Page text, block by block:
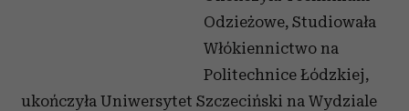
Odzieżowe, Studiowała
Włókiennictwo na
Politechnice Łódzkiej,
ukończyła Uniwersytet Szczeciński na Wydziale